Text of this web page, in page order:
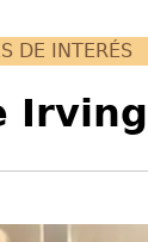
DE INTERÉS